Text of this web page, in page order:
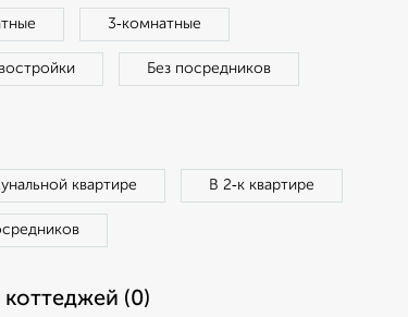
3‑комнатные
Без посредников
квартире В 2‑к квартире
(0)